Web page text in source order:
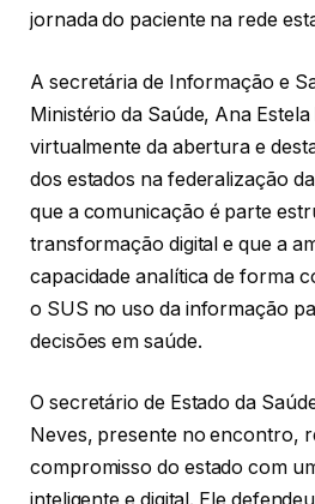
jornada do paciente na rede
A secretária de Informação e
Ministério da Saúde, Ana
virtualmente da abertura e
dos estados na federalização
que a comunicação é parte
transformação digital e que a
capacidade analítica de forma
o SUS no uso da informação
decisões em saúde.
O secretário de Estado da
Neves, presente no encontro,
compromisso do estado com